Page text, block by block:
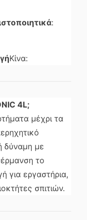
:
Κίνα:
4L;
μέχρι τα
δύναμη με
το
για εργαστήρια,
σπιτιών.